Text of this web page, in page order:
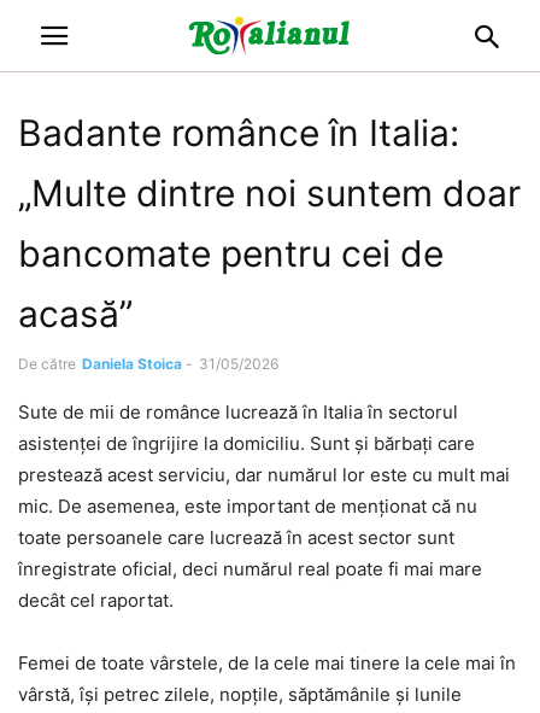
Badante românce în Italia:
„Multe dintre noi suntem doar
bancomate pentru cei de
acasă”
De către Daniela Stoica - 31/05/2026
Sute de mii de românce lucrează în Italia în sectorul
asistenței de îngrijire la domiciliu. Sunt și bărbați care
prestează acest serviciu, dar numărul lor este cu mult mai
mic. De asemenea, este important de menționat că nu
toate persoanele care lucrează în acest sector sunt
înregistrate oficial, deci numărul real poate fi mai mare
decât cel raportat.
Femei de toate vârstele, de la cele mai tinere la cele mai în
vârstă, își petrec zilele, nopțile, săptămânile și lunile